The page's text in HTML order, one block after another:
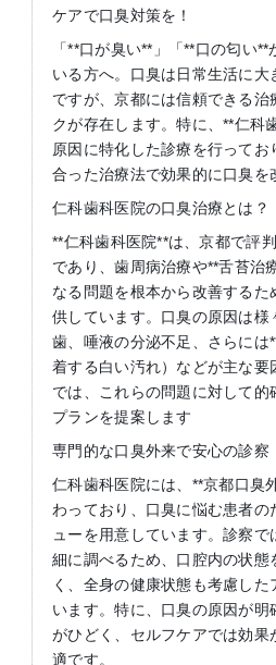
ケアで口臭対策を！
「**口が臭い**」「**口の匂い
いる方へ。口臭は日常生活に大
ですが、京都には信頼できる治
クが存在します。特に、**仁科
原因に特化した診療を行ってお
合った治療法で効果的に口臭を
仁科歯科医院の口臭治療とは？
**仁科歯科医院**は、京都で評
であり、歯周病治療や**舌苔治
なる問題を根本から改善するた
供しています。口臭の原因は様
歯、唾液の分泌不足、さらには
着する白い汚れ）などが主な要
では、これらの問題に対して的
プランを提案します
専門的な口臭外来で安心の診察
仁科歯科医院には、**京都口臭
わっており、口臭に悩む患者の
ューを用意しています。診察
細に調べるため、口腔内の状態
く、全身の健康状態も考慮し
います。特に、口臭の原因が
がひどく、セルフケアでは効果
適です。